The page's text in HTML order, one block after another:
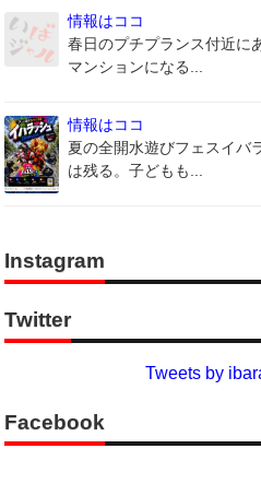
情報はココ
春日のプチプランス付近に
マンションになる...
情報はココ
夏の全開水遊びフェスイバ
は残る。子どもも...
Instagram
Twitter
Tweets by
Facebook